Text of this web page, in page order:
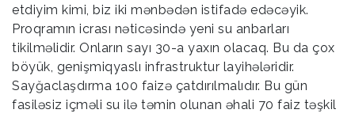
etdiyim kimi, biz iki mənbədən istifadə edəcəyik.
Proqramın icrası nəticəsində yeni su anbarları
tikilməlidir. Onların sayı 30-a yaxın olacaq. Bu da çox
böyük, genişmiqyaslı infrastruktur layihələridir.
Sayğaclaşdırma 100 faizə çatdırılmalıdır. Bu gün
fasiləsiz içməli su ilə təmin olunan əhali 70 faiz təşkil